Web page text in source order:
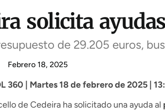
solicita
de 29.205 euros,
Febrero 18, 2025
360 | Martes 18 de febrero de 2025 |
de Cedeira ha solicitado una ayuda al